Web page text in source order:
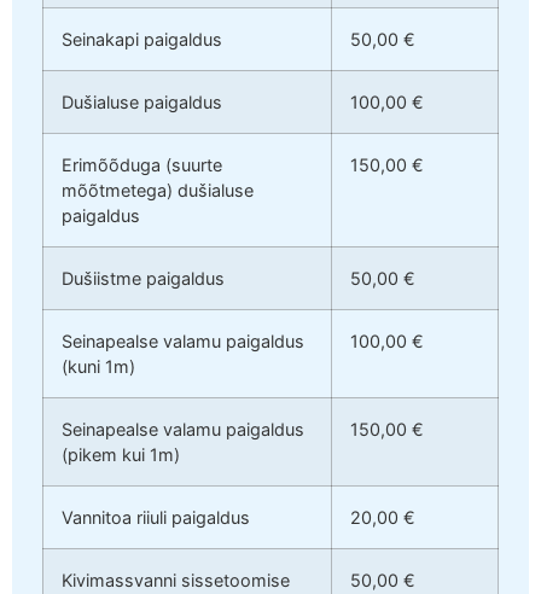
Seinakapi paigaldus 50,00 €
Dušialuse paigaldus 100,00 €
Erimõõduga (suurte
mõõtmetega) dušialuse
paigaldus
150,00 €
Dušiistme paigaldus 50,00 €
Seinapealse valamu paigaldus
(kuni 1m)
100,00 €
Seinapealse valamu paigaldus
(pikem kui 1m)
150,00 €
Vannitoa riiuli paigaldus 20,00 €
Kivimassvanni sissetoomise
50,00 €